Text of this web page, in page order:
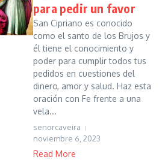
para pedir un favor
San Cipriano es conocido
como el santo de los Brujos y
él tiene el conocimiento y
poder para cumplir todos tus
pedidos en cuestiones del
dinero, amor y salud. Haz esta
oración con Fe frente a una
vela...
senorcaveira
noviembre 6, 2023
Read More